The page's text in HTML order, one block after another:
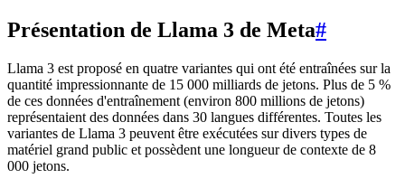
Présentation de Llama 3 de Meta#
Llama 3 est proposé en quatre variantes qui ont été entraînées sur la
quantité impressionnante de 15 000 milliards de jetons. Plus de 5 %
de ces données d'entraînement (environ 800 millions de jetons)
représentaient des données dans 30 langues différentes. Toutes les
variantes de Llama 3 peuvent être exécutées sur divers types de
matériel grand public et possèdent une longueur de contexte de 8
000 jetons.